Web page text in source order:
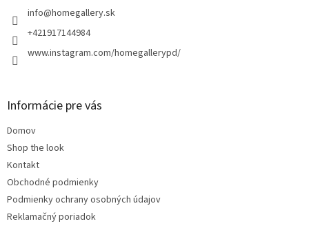
info@homegallery.sk
+421917144984
www.instagram.com/homegallerypd/
Informácie pre vás
Domov
Shop the look
Kontakt
Obchodné podmienky
Podmienky ochrany osobných údajov
Reklamačný poriadok